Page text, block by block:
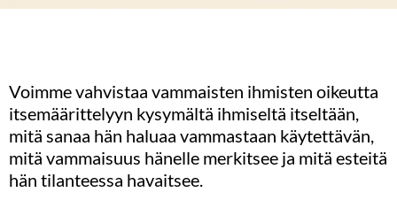
Voimme vahvistaa vammaisten ihmisten oikeutta
itsemäärittelyyn kysymältä ihmiseltä itseltään,
mitä sanaa hän haluaa vammastaan käytettävän,
mitä vammaisuus hänelle merkitsee ja mitä esteitä
hän tilanteessa havaitsee.